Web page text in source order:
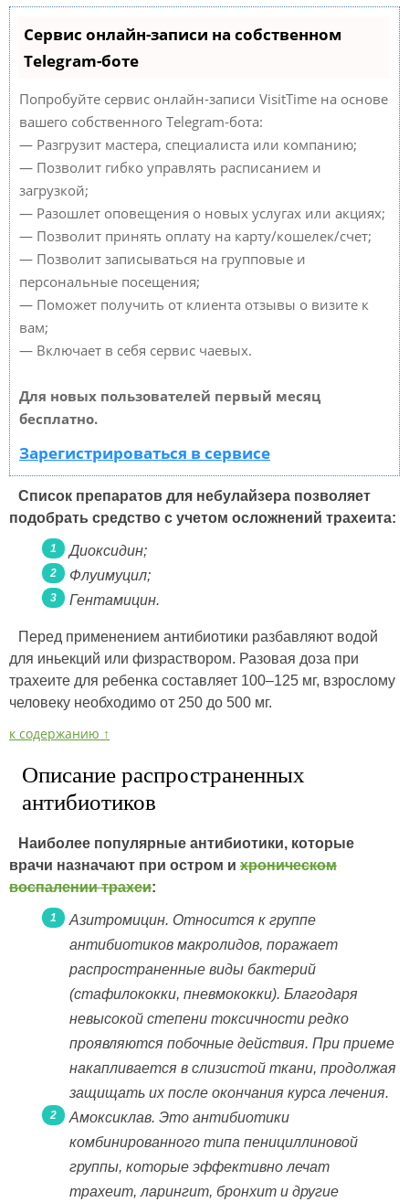
Сервис онлайн-записи на собственном
Telegram-боте
Попробуйте сервис онлайн-записи VisitTime на основе
вашего собственного Telegram-бота:
— Разгрузит мастера, специалиста или компанию;
— Позволит гибко управлять расписанием и
загрузкой;
— Разошлет оповещения о новых услугах или акциях;
— Позволит принять оплату на карту/кошелек/счет;
— Позволит записываться на групповые и
персональные посещения;
— Поможет получить от клиента отзывы о визите к
вам;
— Включает в себя сервис чаевых.
Для новых пользователей первый месяц
бесплатно.
Зарегистрироваться в сервисе
Список препаратов для небулайзера позволяет
подобрать средство с учетом осложнений трахеита:
Диоксидин;
Флуимуцил;
Гентамицин.
Перед применением антибиотики разбавляют водой
для иньекций или физраствором. Разовая доза при
трахеите для ребенка составляет 100–125 мг, взрослому
человеку необходимо от 250 до 500 мг.
к содержанию ↑
Описание распространенных
антибиотиков
Наиболее популярные антибиотики, которые
врачи назначают при остром и хроническом
воспалении трахеи:
Азитромицин. Относится к группе
антибиотиков макролидов, поражает
распространенные виды бактерий
(стафилококки, пневмококки). Благодаря
невысокой степени токсичности редко
проявляются побочные действия. При приеме
накапливается в слизистой ткани, продолжая
защищать их после окончания курса лечения.
Амоксиклав. Это антибиотики
комбинированного типа пенициллиновой
группы, которые эффективно лечат
трахеит, ларингит, бронхит и другие